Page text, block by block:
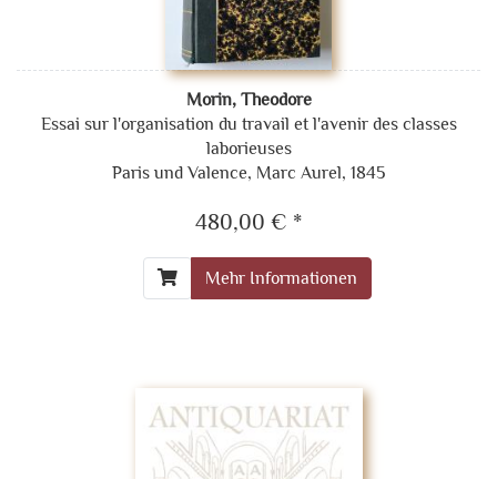
Morin, Theodore
Essai sur l'organisation du travail et l'avenir des classes
laborieuses
Paris und Valence, Marc Aurel, 1845
480,00 € *
Mehr Informationen